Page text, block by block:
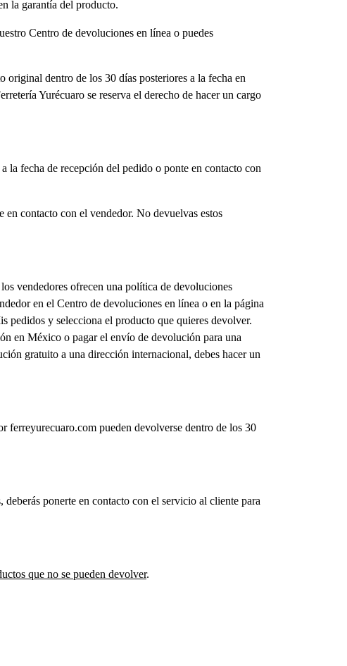
la garantía del producto.
Centro de devoluciones en línea o puedes
dentro de los 30 días posteriores a la fecha en
Yurécuaro se reserva el derecho de hacer un cargo
la fecha de recepción del pedido o ponte en contacto con
en contacto con el vendedor. No devuelvas estos
vendedores ofrecen una política de devoluciones
en el Centro de devoluciones en línea o en la página
pedidos y selecciona el producto que quieres devolver.
en México o pagar el envío de devolución para una
gratuito a una dirección internacional, debes hacer un
ferreyurecuaro.com pueden devolverse dentro de los 30
ponerte en contacto con el servicio al cliente para
que no se pueden devolver.